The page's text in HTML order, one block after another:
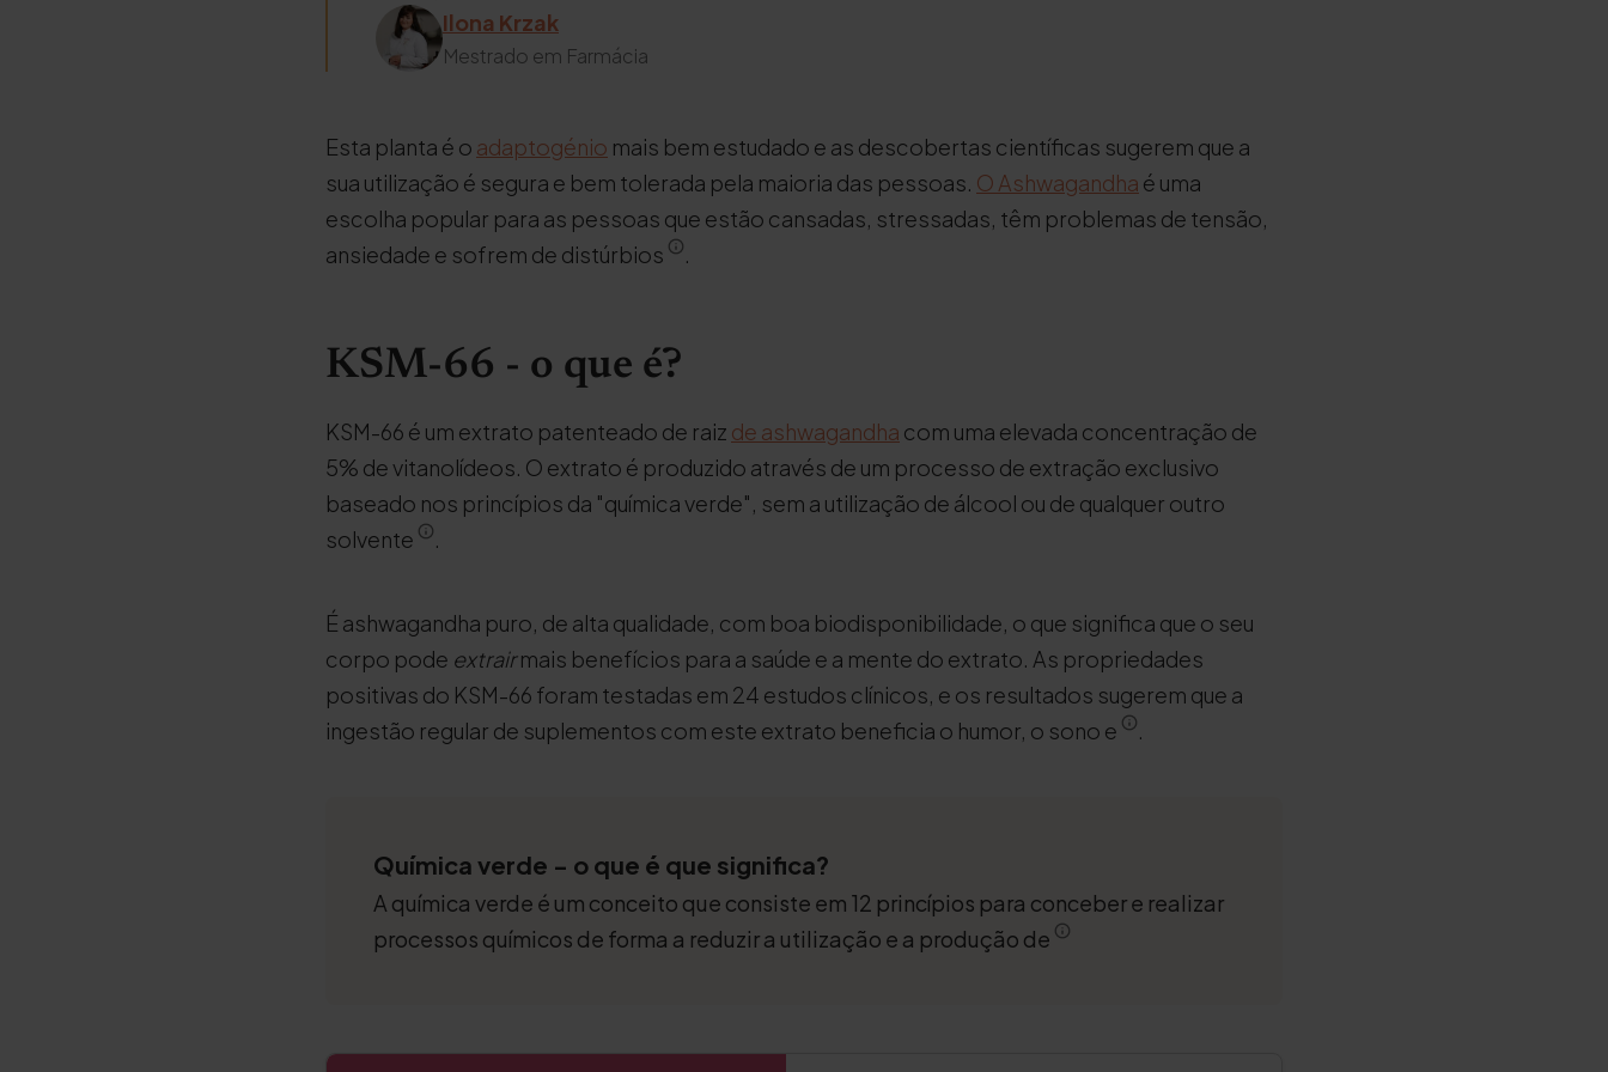
Ilona Krzak
Mestrado em Farmácia
Esta planta é o adaptogénio mais bem estudado e as descobertas científicas sugerem que a
sua utilização é segura e bem tolerada pela maioria das pessoas. O Ashwagandha é uma
escolha popular para as pessoas que estão cansadas, stressadas, têm problemas de tensão,
ansiedade e sofrem de distúrbios
.
KSM-66 - o que é?
KSM-66 é um extrato patenteado de raiz de ashwagandha com uma elevada concentração de
5% de vitanolídeos. O extrato é produzido através de um processo de extração exclusivo
baseado nos princípios da "química verde", sem a utilização de álcool ou de qualquer outro
solvente
.
É ashwagandha puro, de alta qualidade, com boa biodisponibilidade, o que significa que o seu
corpo pode extrairmais benefícios para a saúde e a mente do extrato. As propriedades
positivas do KSM-66 foram testadas em 24 estudos clínicos, e os resultados sugerem que a
ingestão regular de suplementos com este extrato beneficia o humor, o sono e
.
Química verde - o que é que significa?
A química verde é um conceito que consiste em 12 princípios para conceber e realizar
processos químicos de forma a reduzir a utilização e a produção de